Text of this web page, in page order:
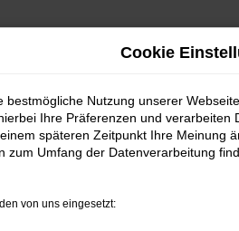
Cookie
bestmögliche Nutzung unserer
Ihre Präferenzen und
späteren Zeitpunkt Ihre Meinung
zum Umfang der Datenverarbeitung
von uns eingesetzt: